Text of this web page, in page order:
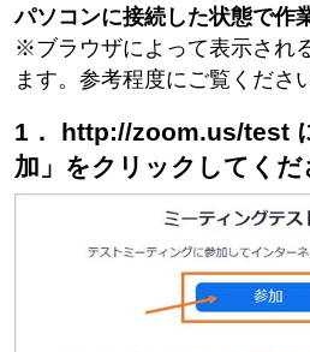
パソコンに接続した状態で作
※ブラウザによって表示され
ます。参考程度にご覧くださ
1． http://zoom.us/test
加」をクリックしてくだ